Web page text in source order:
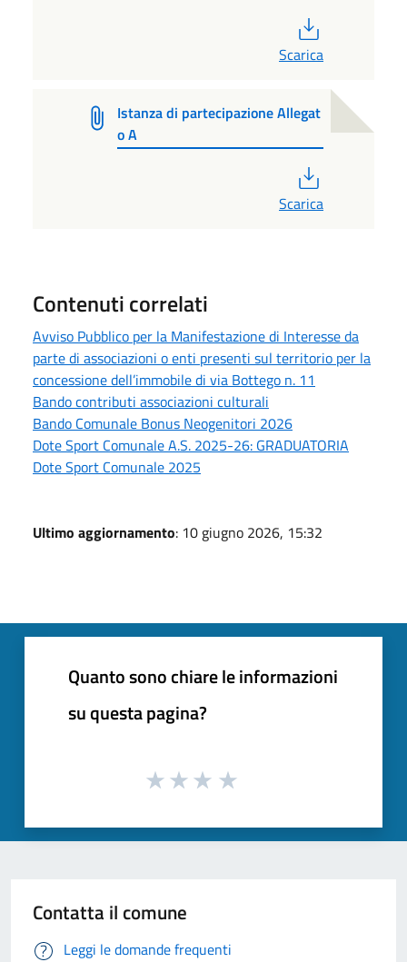
Scarica
Istanza di partecipazione Allegat
o A
Scarica
Contenuti correlati
Avviso Pubblico per la Manifestazione di Interesse da
parte di associazioni o enti presenti sul territorio per la
concessione dell’immobile di via Bottego n. 11
Bando contributi associazioni culturali
Bando Comunale Bonus Neogenitori 2026
Dote Sport Comunale A.S. 2025-26: GRADUATORIA
Dote Sport Comunale 2025
Ultimo aggiornamento: 10 giugno 2026, 15:32
Quanto sono chiare le informazioni
su questa pagina?
Contatta il comune
Leggi le domande frequenti